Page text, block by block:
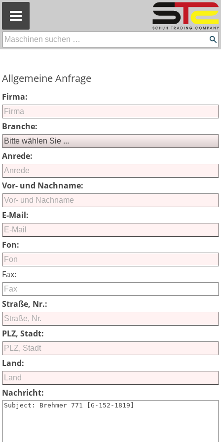
Allgemeine Anfrage
Firma:
Branche:
Anrede:
Vor- und Nachname:
E-Mail:
Fon:
Fax:
Straße, Nr.:
PLZ, Stadt:
Land:
Nachricht: